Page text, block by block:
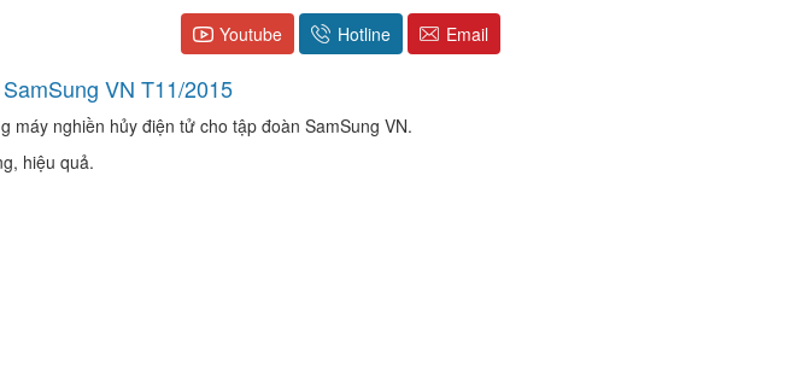
Youtube Hotline Email
VN T11/2015
máy nghiền hủy điện tử cho tập đoàn SamSung VN.
hiệu quả.